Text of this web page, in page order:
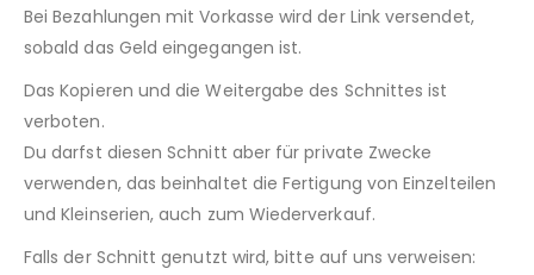
Bei Bezahlungen mit Vorkasse wird der Link versendet,
sobald das Geld eingegangen ist.
Das Kopieren und die Weitergabe des Schnittes ist
verboten.
Du darfst diesen Schnitt aber für private Zwecke
verwenden, das beinhaltet die Fertigung von Einzelteilen
und Kleinserien, auch zum Wiederverkauf.
Falls der Schnitt genutzt wird, bitte auf uns verweisen: